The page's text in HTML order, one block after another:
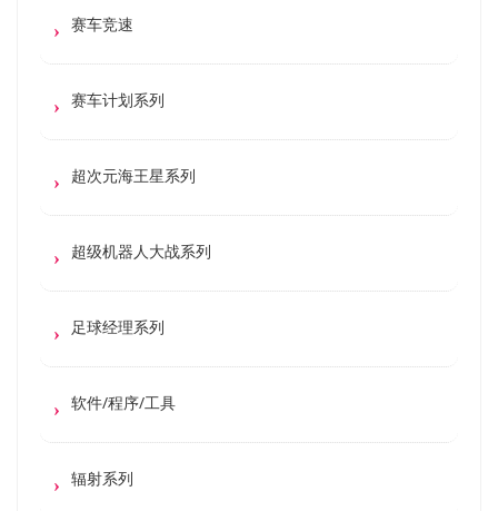
赛车竞速
赛车计划系列
超次元海王星系列
超级机器人大战系列
足球经理系列
软件/程序/工具
辐射系列